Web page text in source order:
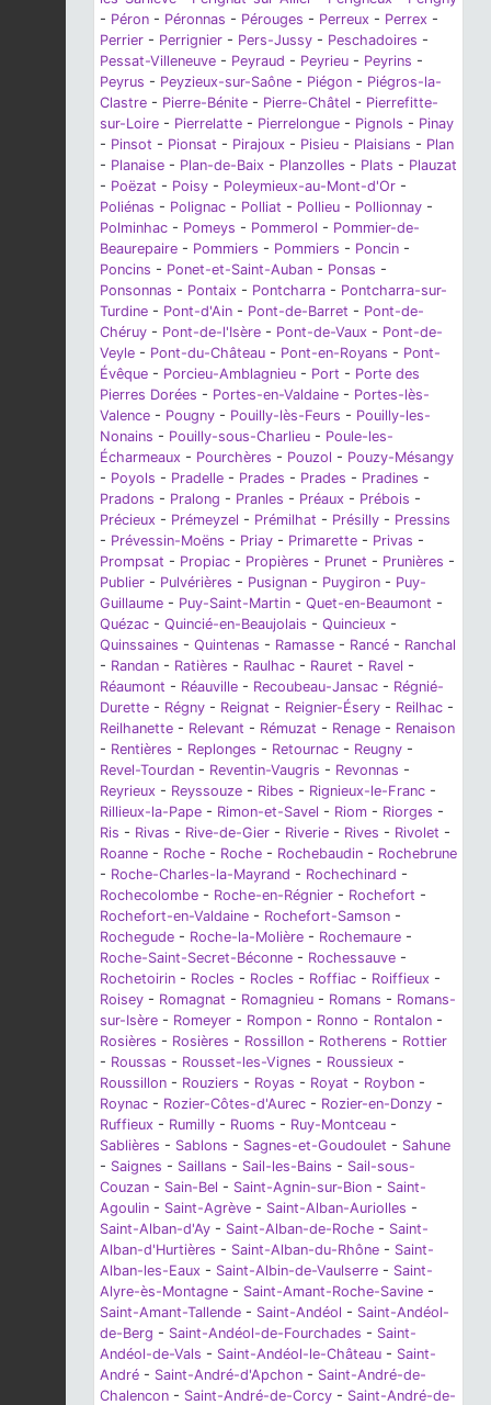
- Péron - Péronnas - Pérouges - Perreux - Perrex -
Perrier - Perrignier - Pers-Jussy - Peschadoires -
Pessat-Villeneuve - Peyraud - Peyrieu - Peyrins -
Peyrus - Peyzieux-sur-Saône - Piégon - Piégros-la-
Clastre - Pierre-Bénite - Pierre-Châtel - Pierrefitte-
sur-Loire - Pierrelatte - Pierrelongue - Pignols - Pinay
- Pinsot - Pionsat - Pirajoux - Pisieu - Plaisians - Plan
- Planaise - Plan-de-Baix - Planzolles - Plats - Plauzat
- Poëzat - Poisy - Poleymieux-au-Mont-d'Or -
Poliénas - Polignac - Polliat - Pollieu - Pollionnay -
Polminhac - Pomeys - Pommerol - Pommier-de-
Beaurepaire - Pommiers - Pommiers - Poncin -
Poncins - Ponet-et-Saint-Auban - Ponsas -
Ponsonnas - Pontaix - Pontcharra - Pontcharra-sur-
Turdine - Pont-d'Ain - Pont-de-Barret - Pont-de-
Chéruy - Pont-de-l'Isère - Pont-de-Vaux - Pont-de-
Veyle - Pont-du-Château - Pont-en-Royans - Pont-
Évêque - Porcieu-Amblagnieu - Port - Porte des
Pierres Dorées - Portes-en-Valdaine - Portes-lès-
Valence - Pougny - Pouilly-lès-Feurs - Pouilly-les-
Nonains - Pouilly-sous-Charlieu - Poule-les-
Écharmeaux - Pourchères - Pouzol - Pouzy-Mésangy
- Poyols - Pradelle - Prades - Prades - Pradines -
Pradons - Pralong - Pranles - Préaux - Prébois -
Précieux - Prémeyzel - Prémilhat - Présilly - Pressins
- Prévessin-Moëns - Priay - Primarette - Privas -
Prompsat - Propiac - Propières - Prunet - Prunières -
Publier - Pulvérières - Pusignan - Puygiron - Puy-
Guillaume - Puy-Saint-Martin - Quet-en-Beaumont -
Quézac - Quincié-en-Beaujolais - Quincieux -
Quinssaines - Quintenas - Ramasse - Rancé - Ranchal
- Randan - Ratières - Raulhac - Rauret - Ravel -
Réaumont - Réauville - Recoubeau-Jansac - Régnié-
Durette - Régny - Reignat - Reignier-Ésery - Reilhac -
Reilhanette - Relevant - Rémuzat - Renage - Renaison
- Rentières - Replonges - Retournac - Reugny -
Revel-Tourdan - Reventin-Vaugris - Revonnas -
Reyrieux - Reyssouze - Ribes - Rignieux-le-Franc -
Rillieux-la-Pape - Rimon-et-Savel - Riom - Riorges -
Ris - Rivas - Rive-de-Gier - Riverie - Rives - Rivolet -
Roanne - Roche - Roche - Rochebaudin - Rochebrune
- Roche-Charles-la-Mayrand - Rochechinard -
Rochecolombe - Roche-en-Régnier - Rochefort -
Rochefort-en-Valdaine - Rochefort-Samson -
Rochegude - Roche-la-Molière - Rochemaure -
Roche-Saint-Secret-Béconne - Rochessauve -
Rochetoirin - Rocles - Rocles - Roffiac - Roiffieux -
Roisey - Romagnat - Romagnieu - Romans - Romans-
sur-Isère - Romeyer - Rompon - Ronno - Rontalon -
Rosières - Rosières - Rossillon - Rotherens - Rottier
- Roussas - Rousset-les-Vignes - Roussieux -
Roussillon - Rouziers - Royas - Royat - Roybon -
Roynac - Rozier-Côtes-d'Aurec - Rozier-en-Donzy -
Ruffieux - Rumilly - Ruoms - Ruy-Montceau -
Sablières - Sablons - Sagnes-et-Goudoulet - Sahune
- Saignes - Saillans - Sail-les-Bains - Sail-sous-
Couzan - Sain-Bel - Saint-Agnin-sur-Bion - Saint-
Agoulin - Saint-Agrève - Saint-Alban-Auriolles -
Saint-Alban-d'Ay - Saint-Alban-de-Roche - Saint-
Alban-d'Hurtières - Saint-Alban-du-Rhône - Saint-
Alban-les-Eaux - Saint-Albin-de-Vaulserre - Saint-
Alyre-ès-Montagne - Saint-Amant-Roche-Savine -
Saint-Amant-Tallende - Saint-Andéol - Saint-Andéol-
de-Berg - Saint-Andéol-de-Fourchades - Saint-
Andéol-de-Vals - Saint-Andéol-le-Château - Saint-
André - Saint-André-d'Apchon - Saint-André-de-
Chalencon - Saint-André-de-Corcy - Saint-André-de-